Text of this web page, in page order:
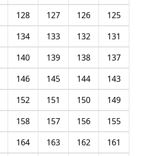
125
126
127
128
131
132
133
134
137
138
139
140
143
144
145
146
149
150
151
152
155
156
157
158
161
162
163
164